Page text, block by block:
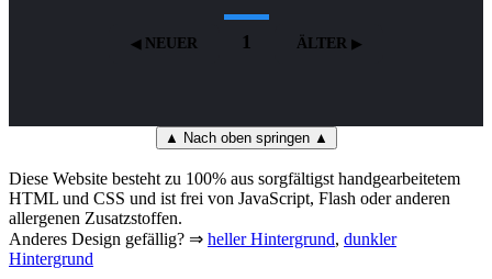
NEUER 1 ÄLTER
▲ Nach oben springen ▲
Diese Website besteht zu 100% aus sorgfältigst handgearbeitetem
HTML und CSS und ist frei von JavaScript, Flash oder anderen
allergenen Zusatzstoffen.
Anderes Design gefällig? ⇒ heller Hintergrund, dunkler
Hintergrund